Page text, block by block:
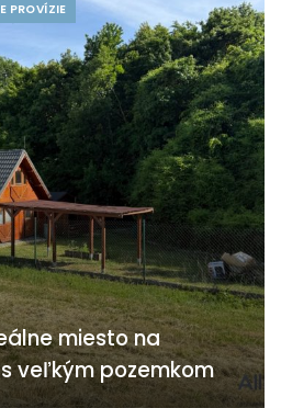
PROVÍZIE
miesto na
veľkým pozemkom